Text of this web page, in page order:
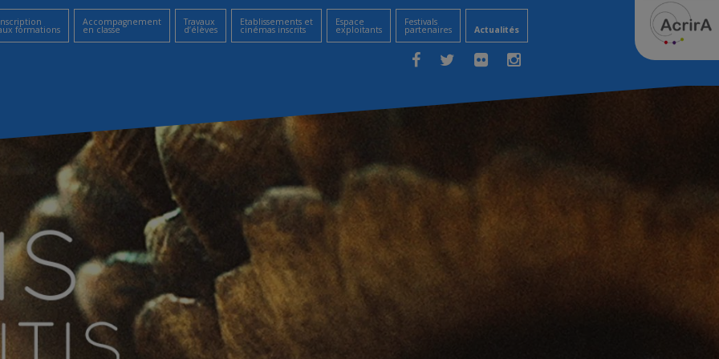
formations
Accompagnement
en classe
Travaux
d’élèves
Etablissements et
cinémas inscrits
Espace
exploitants
Festivals
partenaires Actualités